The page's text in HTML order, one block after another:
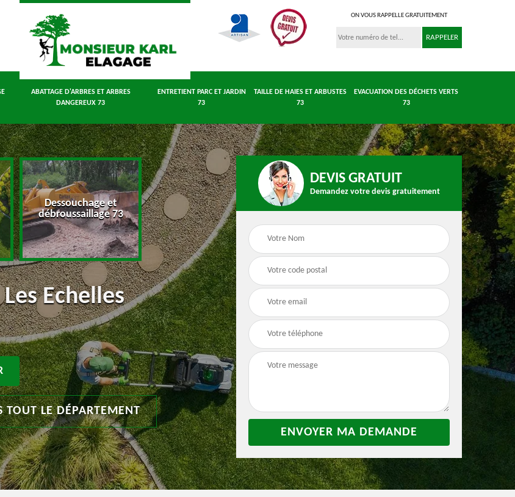
ON VOUS RAPPELLE GRATUITEMENT
ABATTAGE D'ARBRES ET ARBRES
DANGEREUX 73
ENTRETIENT PARC ET JARDIN
73
TAILLE DE HAIES ET ARBUSTES
73
EVACUATION DES DÉCHETS VERTS
73
Dessouchage et
débroussaillage 73
Abattage d'arbres et
arbres dangereux 73
Entretient parc et
jardin 73
Taille de haies et
arbustes 73
Echelles
TOUT LE DÉPARTEMENT
DEVIS GRATUIT
Demandez votre devis gratuitement